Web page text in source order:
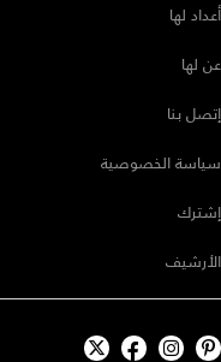
أعداد لها
عن لها
إتصل بنا
سياسة الخصوصية
إشترك
الأرشيف